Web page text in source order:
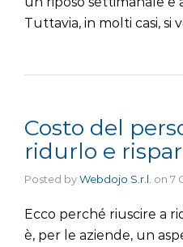
Tuttavia, in molti casi, si
Costo del
ridurlo e
Posted byWebdojo S.r.l. on 7
Ecco perché riuscire a
è, per le aziende, un